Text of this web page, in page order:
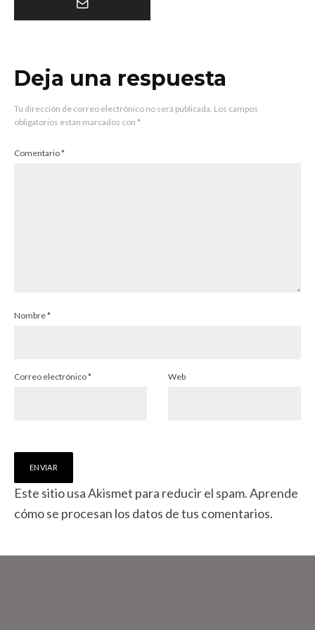
Deja una respuesta
Tu dirección de correo electrónico no será publicada. Los campos
obligatorios están marcados con *
Comentario*
Nombre*
Correo electrónico* Web
Este sitio usa Akismet para reducir el spam.Aprende
cómo se procesan los datos de tus comentarios.